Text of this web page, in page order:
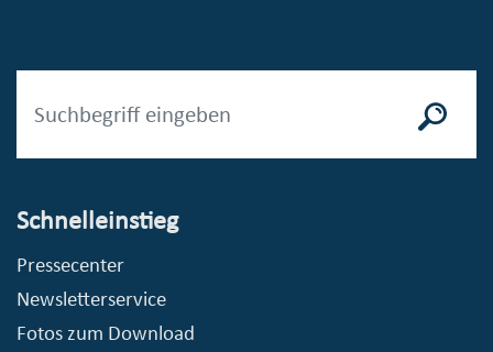
Schnelleinstieg
Pressecenter
Newsletterservice
Fotos zum Download